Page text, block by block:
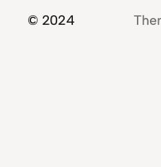
© 2024